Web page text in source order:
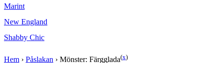
Marint
New England
Shabby Chic
Hem › Påslakan › Mönster: Färgglada(x)